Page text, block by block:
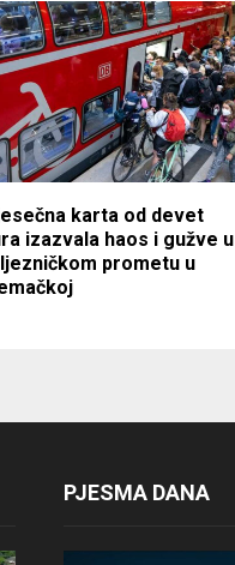
karta od devet
izazvala haos i gužve u
prometu u
PJESMA DANA